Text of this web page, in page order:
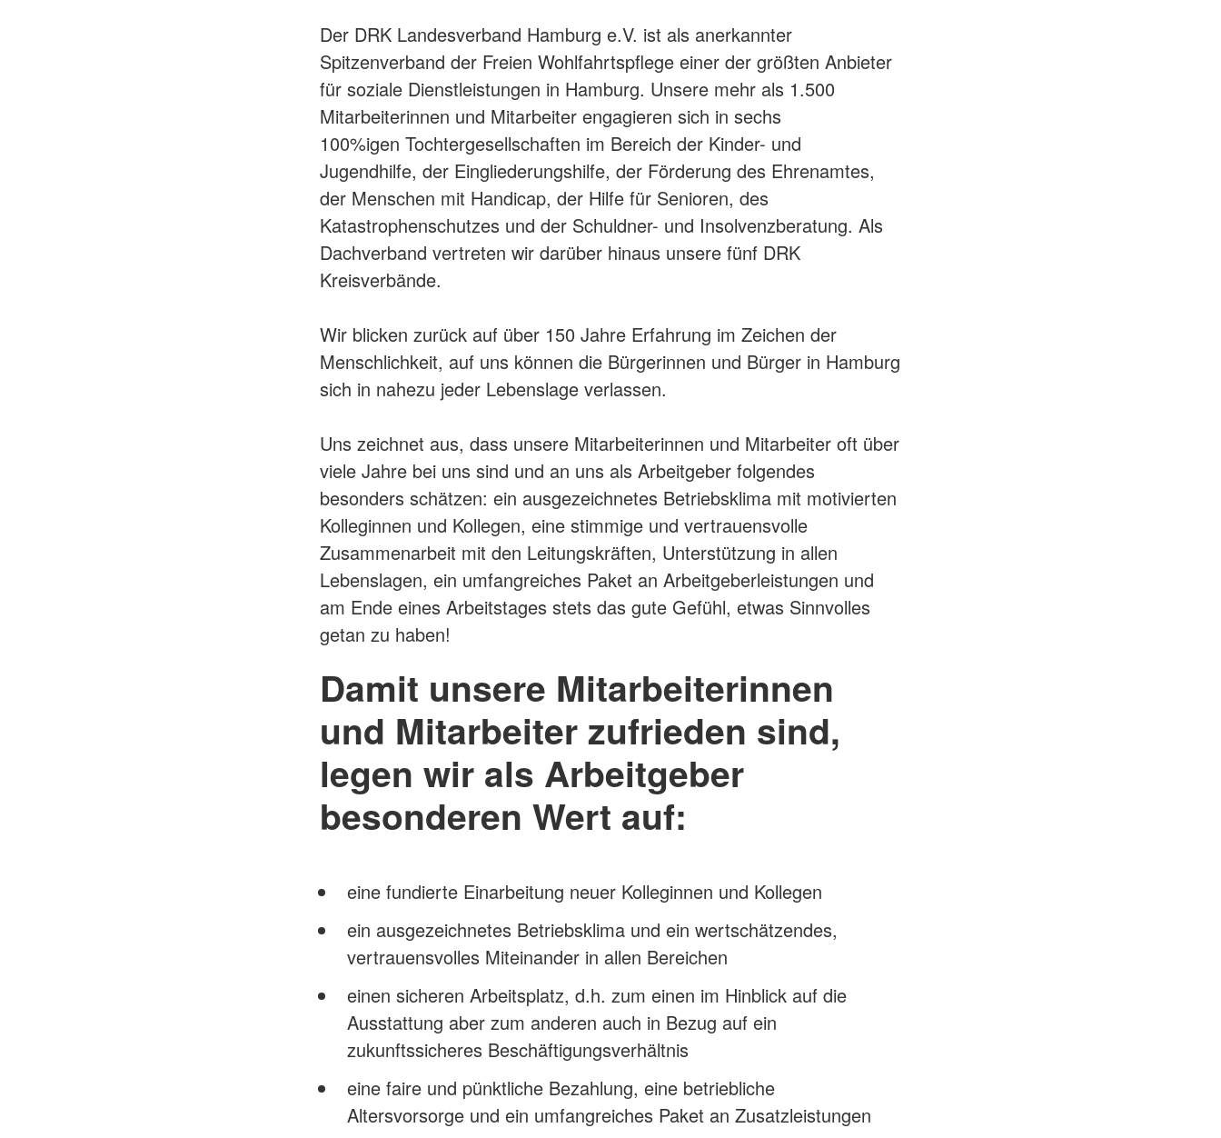
Der DRK Landesverband Hamburg e.V. ist als anerkannter
Spitzenverband der Freien Wohlfahrtspflege einer der größten Anbieter
für soziale Dienstleistungen in Hamburg. Unsere mehr als 1.500
Mitarbeiterinnen und Mitarbeiter engagieren sich in sechs
100%igen Tochtergesellschaften im Bereich der Kinder- und
Jugendhilfe, der Eingliederungshilfe, der Förderung des Ehrenamtes,
der Menschen mit Handicap, der Hilfe für Senioren, des
Katastrophenschutzes und der Schuldner- und Insolvenzberatung. Als
Dachverband vertreten wir darüber hinaus unsere fünf DRK
Kreisverbände.
Wir blicken zurück auf über 150 Jahre Erfahrung im Zeichen der
Menschlichkeit, auf uns können die Bürgerinnen und Bürger in Hamburg
sich in nahezu jeder Lebenslage verlassen.
Uns zeichnet aus, dass unsere Mitarbeiterinnen und Mitarbeiter oft über
viele Jahre bei uns sind und an uns als Arbeitgeber folgendes
besonders schätzen: ein ausgezeichnetes Betriebsklima mit motivierten
Kolleginnen und Kollegen, eine stimmige und vertrauensvolle
Zusammenarbeit mit den Leitungskräften, Unterstützung in allen
Lebenslagen, ein umfangreiches Paket an Arbeitgeberleistungen und
am Ende eines Arbeitstages stets das gute Gefühl, etwas Sinnvolles
getan zu haben!
Damit unsere Mitarbeiterinnen
und Mitarbeiter zufrieden sind,
legen wir als Arbeitgeber
besonderen Wert auf:
eine fundierte Einarbeitung neuer Kolleginnen und Kollegen
ein ausgezeichnetes Betriebsklima und ein wertschätzendes,
vertrauensvolles Miteinander in allen Bereichen
einen sicheren Arbeitsplatz, d.h. zum einen im Hinblick auf die
Ausstattung aber zum anderen auch in Bezug auf ein
zukunftssicheres Beschäftigungsverhältnis
eine faire und pünktliche Bezahlung, eine betriebliche
Altersvorsorge und ein umfangreiches Paket an Zusatzleistungen